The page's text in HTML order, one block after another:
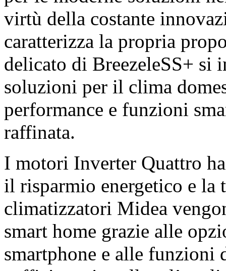
virtù della costante
caratterizza la propria
delicato di BreezeleSS+ si
soluzioni per il clima
performance e funzioni
raffinata.
I motori Inverter Quattro
il risparmio energetico e la
climatizzatori Midea
smart home grazie alle
smartphone e alle